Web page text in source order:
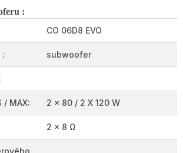
:
CO 06D8 EVO
: subwoofer
/ MAX: 2 x 80 / 2 X 120 W
2 x 8 Ω